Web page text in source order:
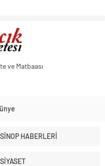
ve Matbaası
SİNOP HABERLERİ
SİYASET